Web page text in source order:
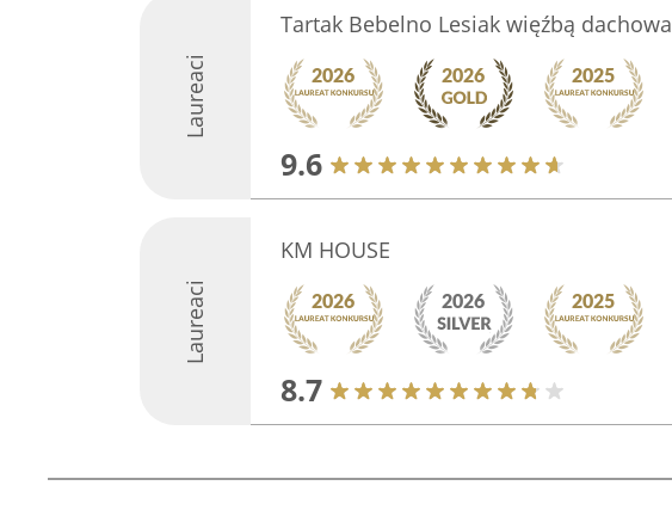
Laureaci
Tartak Bebelno Lesiak więźbą dachowa
9.6
Laureaci
KM HOUSE
8.7